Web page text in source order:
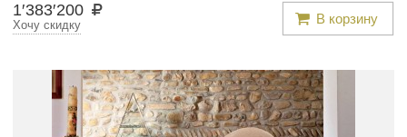
1′383′200 В корзину
Хочу скидку